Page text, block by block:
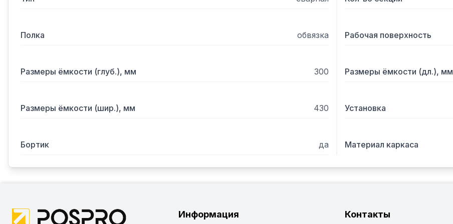
Полка обвязка Рабочая поверхность
Размеры ёмкости (глуб.), мм 300 Размеры ёмкости (дл.), мм
Размеры ёмкости (шир.), мм 430 Установка
Бортик да Материал каркаса
Информация Контакты